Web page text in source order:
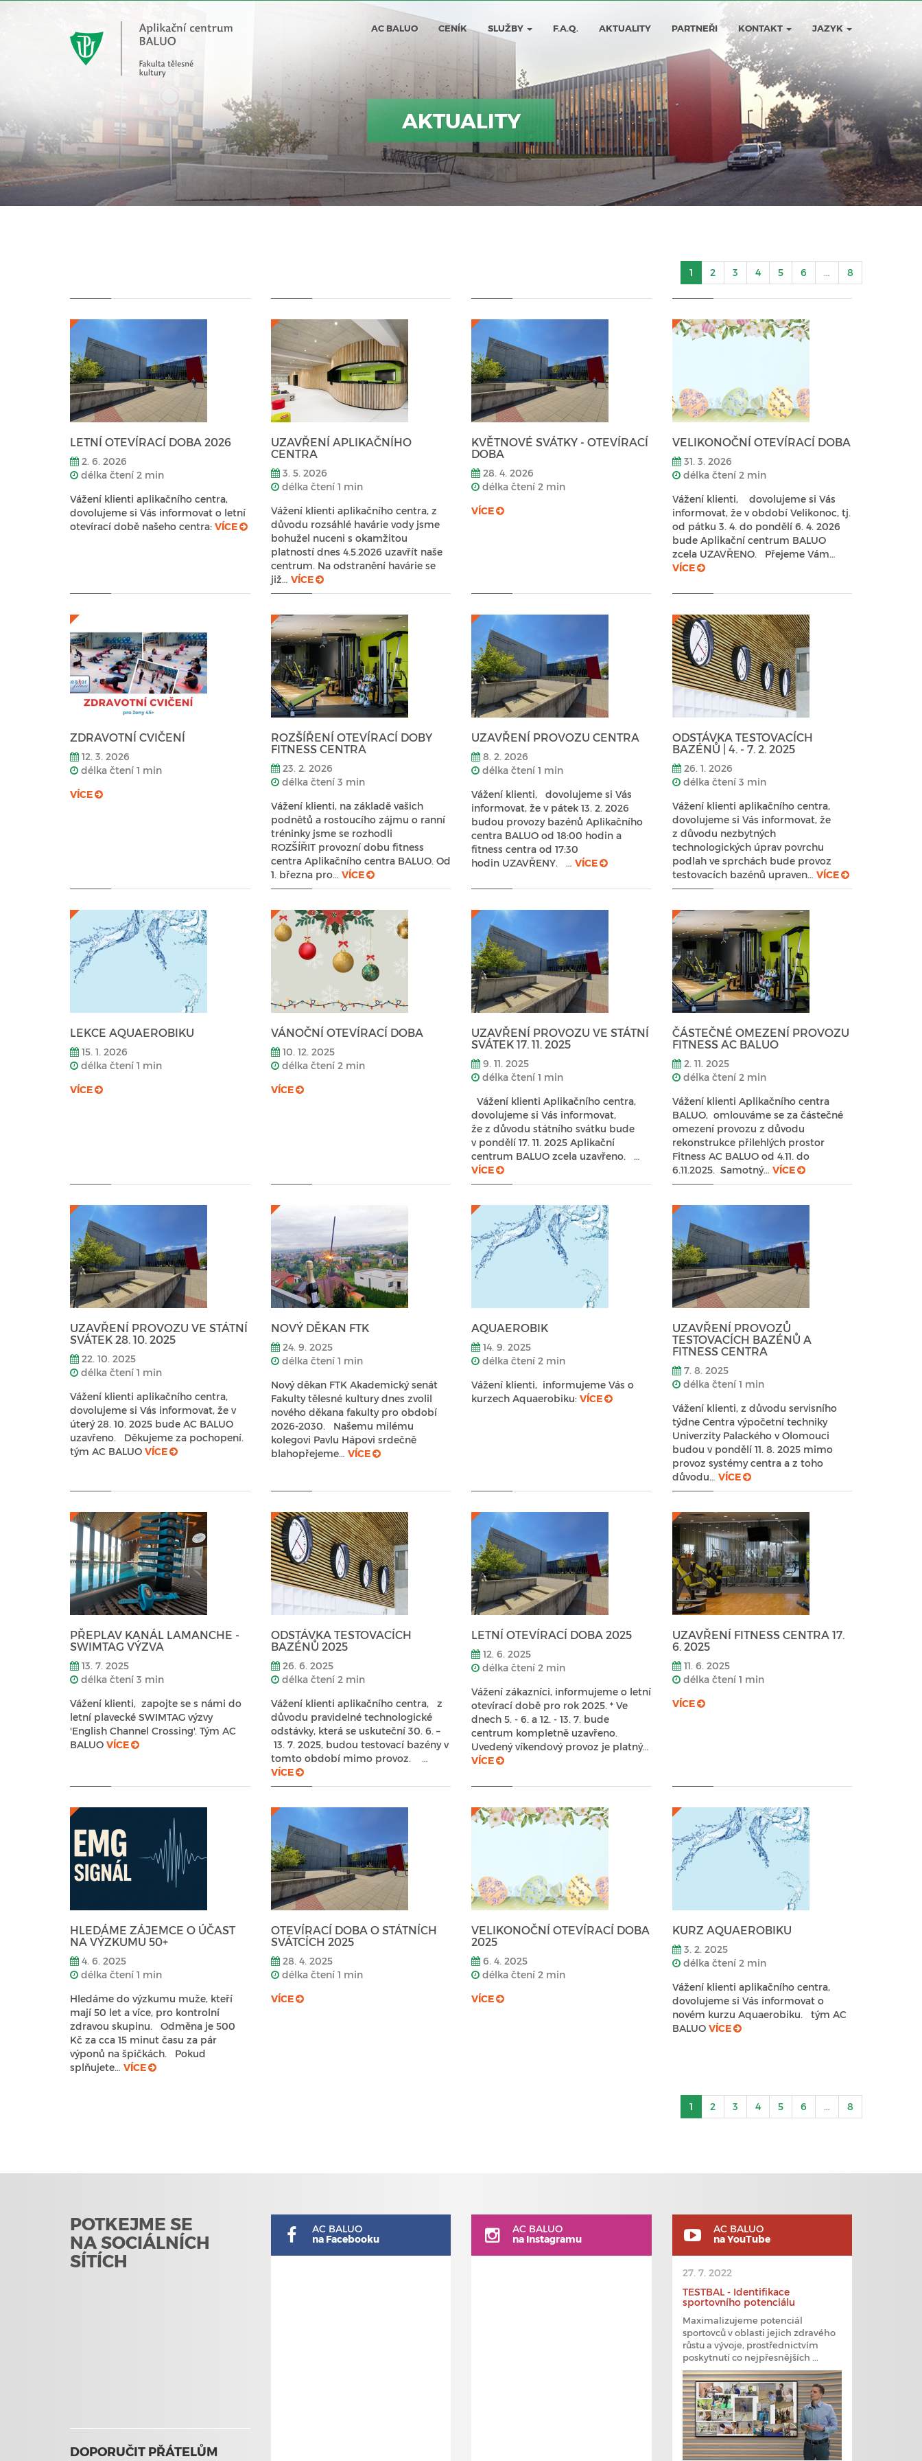
AC BALUO CENÍK SLUŽBY F.A.Q. AKTUALITY PARTNEŘI KONTAKT JAZYK
AKTUALITY
1 2 3 4 5 6 … 8
LETNÍ OTEVÍRACÍ DOBA 2026
2. 6. 2026
délka čtení 2 min
Vážení klienti aplikačního centra,
dovolujeme si Vás informovat o letní
otevírací době našeho centra: VÍCE
UZAVŘENÍ APLIKAČNÍHO
CENTRA
3. 5. 2026
délka čtení 1 min
Vážení klienti aplikačního centra, z
důvodu rozsáhlé havárie vody jsme
bohužel nuceni s okamžitou
platností dnes 4.5.2026 uzavřít naše
centrum. Na odstranění havárie se
již… VÍCE
KVĚTNOVÉ SVÁTKY - OTEVÍRACÍ
DOBA
28. 4. 2026
délka čtení 2 min
VÍCE
VELIKONOČNÍ OTEVÍRACÍ DOBA
31. 3. 2026
délka čtení 2 min
Vážení klienti, dovolujeme si Vás
informovat, že v období Velikonoc, tj.
od pátku 3. 4. do pondělí 6. 4. 2026
bude Aplikační centrum BALUO
zcela UZAVŘENO. Přejeme Vám…
VÍCE
ZDRAVOTNÍ CVIČENÍ
12. 3. 2026
délka čtení 1 min
VÍCE
ROZŠÍŘENÍ OTEVÍRACÍ DOBY
FITNESS CENTRA
23. 2. 2026
délka čtení 3 min
Vážení klienti, na základě vašich
podnětů a rostoucího zájmu o ranní
tréninky jsme se rozhodli
ROZŠÍŘIT provozní dobu fitness
centra Aplikačního centra BALUO. Od
1. března pro… VÍCE
UZAVŘENÍ PROVOZU CENTRA
8. 2. 2026
délka čtení 1 min
Vážení klienti, dovolujeme si Vás
informovat, že v pátek 13. 2. 2026
budou provozy bazénů Aplikačního
centra BALUO od 18:00 hodin a
fitness centra od 17:30
hodin UZAVŘENY. … VÍCE
ODSTÁVKA TESTOVACÍCH
BAZÉNŮ | 4. - 7. 2. 2025
26. 1. 2026
délka čtení 3 min
Vážení klienti aplikačního centra,
dovolujeme si Vás informovat, že
z důvodu nezbytných
technologických úprav povrchu
podlah ve sprchách bude provoz
testovacích bazénů upraven… VÍCE
LEKCE AQUAEROBIKU
15. 1. 2026
délka čtení 1 min
VÍCE
VÁNOČNÍ OTEVÍRACÍ DOBA
10. 12. 2025
délka čtení 2 min
VÍCE
UZAVŘENÍ PROVOZU VE STÁTNÍ
SVÁTEK 17. 11. 2025
9. 11. 2025
délka čtení 1 min
Vážení klienti Aplikačního centra,
dovolujeme si Vás informovat,
že z důvodu státního svátku bude
v pondělí 17. 11. 2025 Aplikační
centrum BALUO zcela uzavřeno. …
VÍCE
ČÁSTEČNÉ OMEZENÍ PROVOZU
FITNESS AC BALUO
2. 11. 2025
délka čtení 2 min
Vážení klienti Aplikačního centra
BALUO, omlouváme se za částečné
omezení provozu z důvodu
rekonstrukce přilehlých prostor
Fitness AC BALUO od 4.11. do
6.11.2025. Samotný… VÍCE
UZAVŘENÍ PROVOZU VE STÁTNÍ
SVÁTEK 28. 10. 2025
22. 10. 2025
délka čtení 1 min
Vážení klienti aplikačního centra,
dovolujeme si Vás informovat, že v
úterý 28. 10. 2025 bude AC BALUO
uzavřeno. Děkujeme za pochopení.
tým AC BALUO VÍCE
NOVÝ DĚKAN FTK
24. 9. 2025
délka čtení 1 min
Nový děkan FTK Akademický senát
Fakulty tělesné kultury dnes zvolil
nového děkana fakulty pro období
2026-2030. Našemu milému
kolegovi Pavlu Hápovi srdečně
blahopřejeme… VÍCE
AQUAEROBIK
14. 9. 2025
délka čtení 2 min
Vážení klienti, informujeme Vás o
kurzech Aquaerobiku: VÍCE
UZAVŘENÍ PROVOZŮ
TESTOVACÍCH BAZÉNŮ A
FITNESS CENTRA
7. 8. 2025
délka čtení 1 min
Vážení klienti, z důvodu servisního
týdne Centra výpočetní techniky
Univerzity Palackého v Olomouci
budou v pondělí 11. 8. 2025 mimo
provoz systémy centra a z toho
důvodu… VÍCE
PŘEPLAV KANÁL LAMANCHE -
SWIMTAG VÝZVA
13. 7. 2025
délka čtení 3 min
Vážení klienti, zapojte se s námi do
letní plavecké SWIMTAG výzvy
'English Channel Crossing'. Tým AC
BALUO VÍCE
ODSTÁVKA TESTOVACÍCH
BAZÉNŮ 2025
26. 6. 2025
délka čtení 2 min
Vážení klienti aplikačního centra, z
důvodu pravidelné technologické
odstávky, která se uskuteční 30. 6. –
13. 7. 2025, budou testovací bazény v
tomto období mimo provoz. …
VÍCE
LETNÍ OTEVÍRACÍ DOBA 2025
12. 6. 2025
délka čtení 2 min
Vážení zákazníci, informujeme o letní
otevírací době pro rok 2025. * Ve
dnech 5. - 6. a 12. - 13. 7. bude
centrum kompletně uzavřeno.
Uvedený víkendový provoz je platný…
VÍCE
UZAVŘENÍ FITNESS CENTRA 17.
6. 2025
11. 6. 2025
délka čtení 1 min
VÍCE
HLEDÁME ZÁJEMCE O ÚČAST
NA VÝZKUMU 50+
4. 6. 2025
délka čtení 1 min
Hledáme do výzkumu muže, kteří
mají 50 let a více, pro kontrolní
zdravou skupinu. Odměna je 500
Kč za cca 15 minut času za pár
výponů na špičkách. Pokud
splňujete… VÍCE
OTEVÍRACÍ DOBA O STÁTNÍCH
SVÁTCÍCH 2025
28. 4. 2025
délka čtení 1 min
VÍCE
VELIKONOČNÍ OTEVÍRACÍ DOBA
2025
6. 4. 2025
délka čtení 2 min
VÍCE
KURZ AQUAEROBIKU
3. 2. 2025
délka čtení 2 min
Vážení klienti aplikačního centra,
dovolujeme si Vás informovat o
novém kurzu Aquaerobiku. tým AC
BALUO VÍCE
1 2 3 4 5 6 … 8
POTKEJME SE
NA SOCIÁLNÍCH
SÍTÍCH
DOPORUČIT PŘÁTELŮM
AC BALUO
na Facebooku
AC BALUO
na Instagramu
AC BALUO
na YouTube
27. 7. 2022
TESTBAL - Identifikace
sportovního potenciálu
Maximalizujeme potenciál
sportovců v oblasti jejich zdravého
růstu a vývoje, prostřednictvím
poskytnutí co nejpřesnějších ...